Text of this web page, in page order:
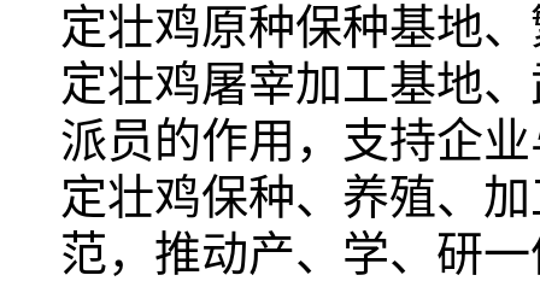
定壮鸡原种保种基地
定壮鸡屠宰加工基地
派员的作用，支持企
定壮鸡保种、养殖、
范，推动产、学、研